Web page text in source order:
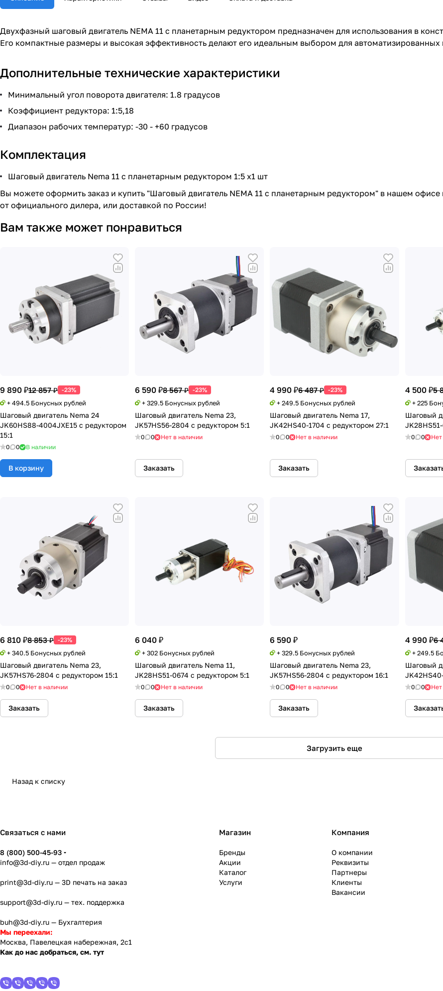
Двухфазный шаговый двигатель NEMA 11 с планетарным редуктором предназначен для использования в
Его компактные размеры и высокая эффективность делают его идеальным выбором для
Дополнительные технические характеристики
Минимальный угол поворота двигателя: 1.8 градусов
Коэффициент редуктора: 1:5,18
Диапазон рабочих температур: -30 - +60 градусов
Комплектация
Шаговый двигатель Nema 11 с планетарным редуктором 1:5 x1 шт
Вы можете оформить заказ и купить "Шаговый двигатель NEMA 11 с планетарным редуктором" в нашем
от официального дилера, или доставкой по России!
Вам также может понравиться
9 890 ₽12 857 ₽ -23%
+ 494.5 Бонусных рублей
Шаговый двигатель Nema 24
JK60HS88-4004JXE15 с редуктором
15:1
0 0 В наличии
В корзину
6 590 ₽8 567 ₽ -23%
+ 329.5 Бонусных рублей
Шаговый двигатель Nema 23,
JK57HS56-2804 с редуктором 5:1
0 0 Нет в наличии
Заказать
4 990 ₽6 487 ₽ -23%
+ 249.5 Бонусных рублей
Шаговый двигатель Nema 17,
JK42HS40-1704 с редуктором 27:1
0 0 Нет в наличии
Заказать
4 500 ₽5
+ 225
Шаговый
0 0 Нет
6 810 ₽8 853 ₽ -23%
+ 340.5 Бонусных рублей
Шаговый двигатель Nema 23,
JK57HS76-2804 с редуктором 15:1
0 0 Нет в наличии
Заказать
6 040 ₽
+ 302 Бонусных рублей
Шаговый двигатель Nema 11,
JK28HS51-0674 с редуктором 5:1
0 0 Нет в наличии
Заказать
6 590 ₽
+ 329.5 Бонусных рублей
Шаговый двигатель Nema 23,
JK57HS56-2804 с редуктором 16:1
0 0 Нет в наличии
Заказать
4 990 ₽6
+ 249.5
Шаговый
0 0 Нет
Загрузить еще
Назад к списку
Связаться с нами
8 (800) 500-45-93
info@3d-diy.ru — отдел продаж
print@3d-diy.ru — 3D печать на заказ
support@3d-diy.ru — тех. поддержка
buh@3d-diy.ru — Бухгалтерия
Мы переехали:
Москва, Павелецкая набережная, 2с1
Как до нас добраться, см. тут
Магазин
Бренды
Акции
Каталог
Услуги
Компания
О компании
Реквизиты
Партнеры
Клиенты
Вакансии